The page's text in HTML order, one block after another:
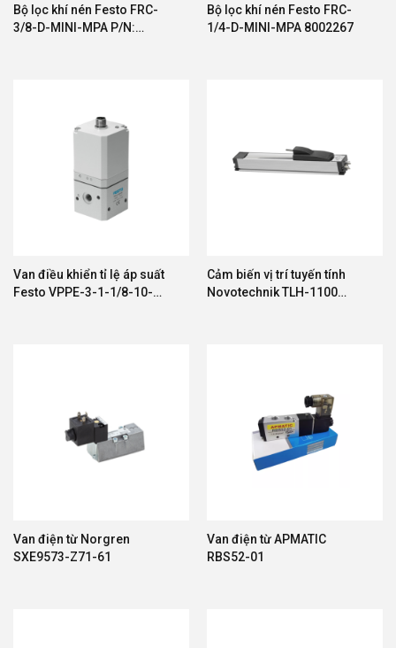
Bộ lọc khí nén Festo FRC-
3/8-D-MINI-MPA P/N:
Bộ lọc khí nén Festo FRC-
1/4-D-MINI-MPA 8002267
Van điều khiển tỉ lệ áp suất
Festo VPPE-3-1-1/8-10-
Cảm biến vị trí tuyến tính
Novotechnik TLH-1100
Van điện từ Norgren
SXE9573-Z71-61
Van điện từ APMATIC
RBS52-01